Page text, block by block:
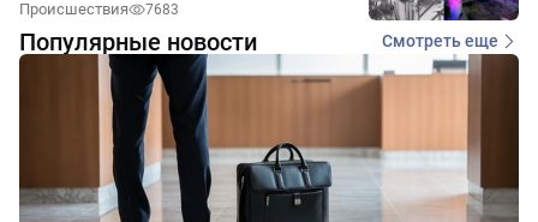
Происшествия 7683
Популярные новости Смотреть еще